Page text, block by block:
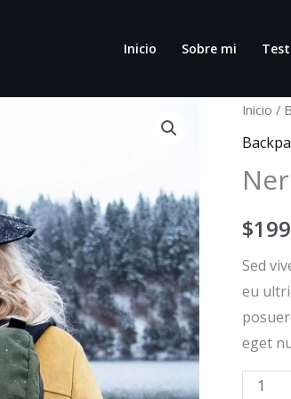
Inicio Sobre mi
Inicio /
$
Sed
eu
eget
Nero
38L